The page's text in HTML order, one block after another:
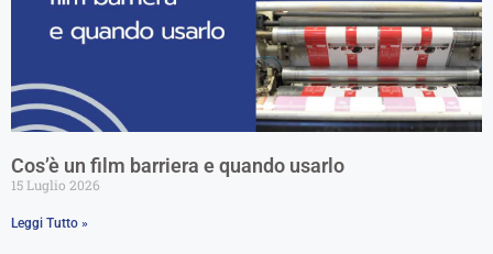
Cos’è un film barriera e quando usarlo
15 Luglio 2026
Leggi Tutto »